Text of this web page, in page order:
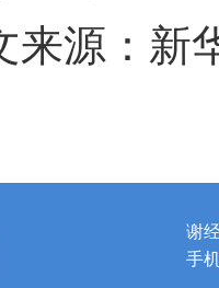
来源：新
谢
手